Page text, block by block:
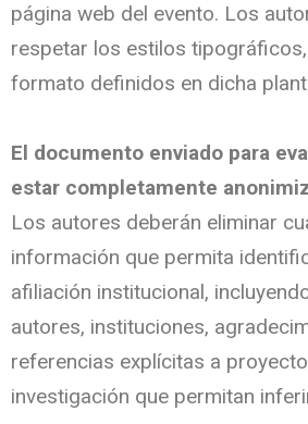
página web del evento. Los
respetar los estilos
formato definidos en dicha
El documento enviado para
estar completamente
Los autores deberán eliminar
información que permita
afiliación institucional,
autores, instituciones,
referencias explícitas a
investigación que permitan